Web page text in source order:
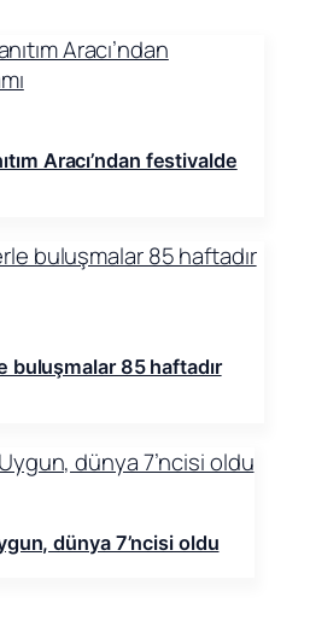
Aracı’ndan festivalde
buluşmalar 85 haftadır
dünya 7’ncisi oldu